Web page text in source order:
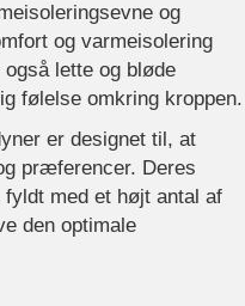
og
og varmeisolering
lette og bløde
følelse omkring kroppen.
er designet til, at
præferencer. Deres
med et højt antal af
den optimale